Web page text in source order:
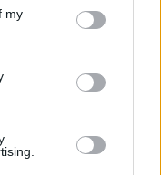
You may click to
third-party tags to
in below Google
my